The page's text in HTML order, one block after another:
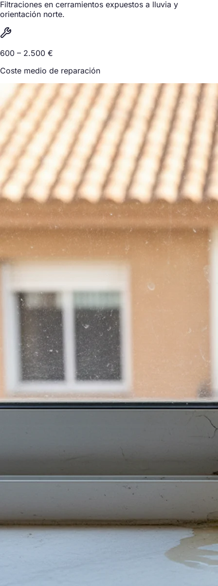
Filtraciones en cerramientos expuestos a lluvia y
orientación norte.
600 – 2.500 €
Coste medio de reparación